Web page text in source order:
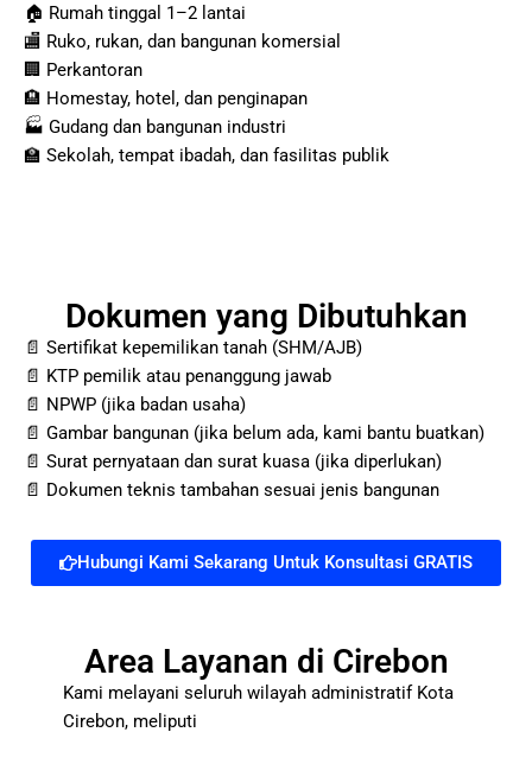
🏠 Rumah tinggal 1–2 lantai
🏬 Ruko, rukan, dan bangunan komersial
🏢 Perkantoran
🏨 Homestay, hotel, dan penginapan
🏭 Gudang dan bangunan industri
🏫 Sekolah, tempat ibadah, dan fasilitas publik
Dokumen yang Dibutuhkan
📄 Sertifikat kepemilikan tanah (SHM/AJB)
📄 KTP pemilik atau penanggung jawab
📄 NPWP (jika badan usaha)
📄 Gambar bangunan (jika belum ada, kami bantu buatkan)
📄 Surat pernyataan dan surat kuasa (jika diperlukan)
📄 Dokumen teknis tambahan sesuai jenis bangunan
Hubungi Kami Sekarang Untuk Konsultasi GRATIS
Area Layanan di Cirebon
Kami melayani seluruh wilayah administratif Kota
Cirebon, meliputi